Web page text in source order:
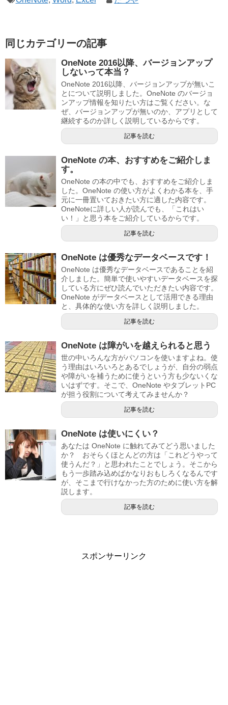
同じカテゴリーの記事
OneNote 2016以降、バージョンアップ
しないって本当？
OneNote 2016以降、バージョンアップが無いこ
とについて説明しました。OneNote のバージョ
ンアップ情報を知りたい方はご覧ください。な
ぜ、バージョンアップが無いのか、アプリとして
継続するのか詳しく説明しているからです。
記事を読む
OneNote の本、おすすめをご紹介しま
す。
OneNote の本の中でも、おすすめをご紹介しま
した。OneNote の使い方がよくわかる本を、手
元に一冊置いておきたい方に適した内容です。
OneNoteに詳しい人が読んでも、「これはい
い！」と思う本をご紹介しているからです。
記事を読む
OneNote は優秀なデータベースです！
OneNote は優秀なデータベースであることを紹
介しました。簡単で使いやすいデータベースを探
している方にぜひ読んでいただきたい内容です。
OneNote がデータベースとして活用できる理由
と、具体的な使い方を詳しく説明しました。
記事を読む
OneNote は障がいを越えられると思う
世の中いろんな方がパソコンを使いますよね。使
う理由はいろいろとあるでしょうが、自分の弱点
や障がいを補うために使うという方も少ないくな
いはずです。そこで、OneNote やタブレットPC
が担う役割について考えてみませんか？
記事を読む
OneNote は使いにくい？
あなたは OneNote に触れてみてどう思いました
か？ おそらくほとんどの方は「これどうやって
使うんだ？」と思われたことでしょう。そこから
もう一歩踏み込めばかなりおもしろくなるんです
が、そこまで行けなかった方のために使い方を解
説します。
記事を読む
スポンサーリンク